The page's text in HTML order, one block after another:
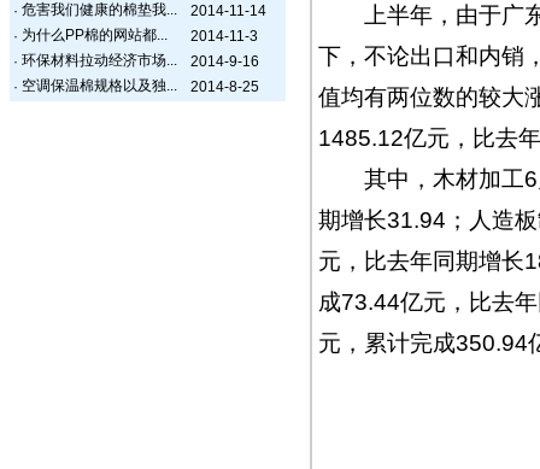
· 危害我们健康的棉垫我...
2014-11-14
· 为什么PP棉的网站都...
2014-11-3
· 环保材料拉动经济市场...
2014-9-16
· 空调保温棉规格以及独... 2014-8-25
上半年，由于广东
下，不论出口和内销
值均有两位数的较大
1485.12亿元，比去
其中，木材加工6
期增长31.94；人造
元，比去年同期增长
成73.44亿元，比去
元，累计完成350.94